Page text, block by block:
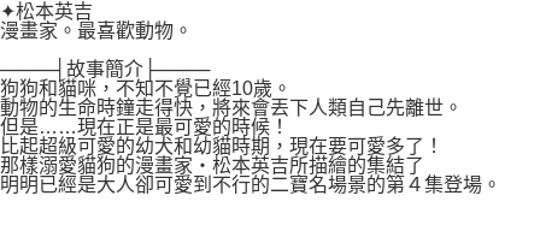
✦松本英吉
漫畫家。最喜歡動物。
────┤故事簡介├────
狗狗和貓咪，不知不覺已經10歲。
動物的生命時鐘走得快，將來會丟下人類自己先離世。
但是……現在正是最可愛的時候！
比起超級可愛的幼犬和幼貓時期，現在要可愛多了！
那樣溺愛貓狗的漫畫家‧松本英吉所描繪的集結了
明明已經是大人卻可愛到不行的二寶名場景的第４集登場。